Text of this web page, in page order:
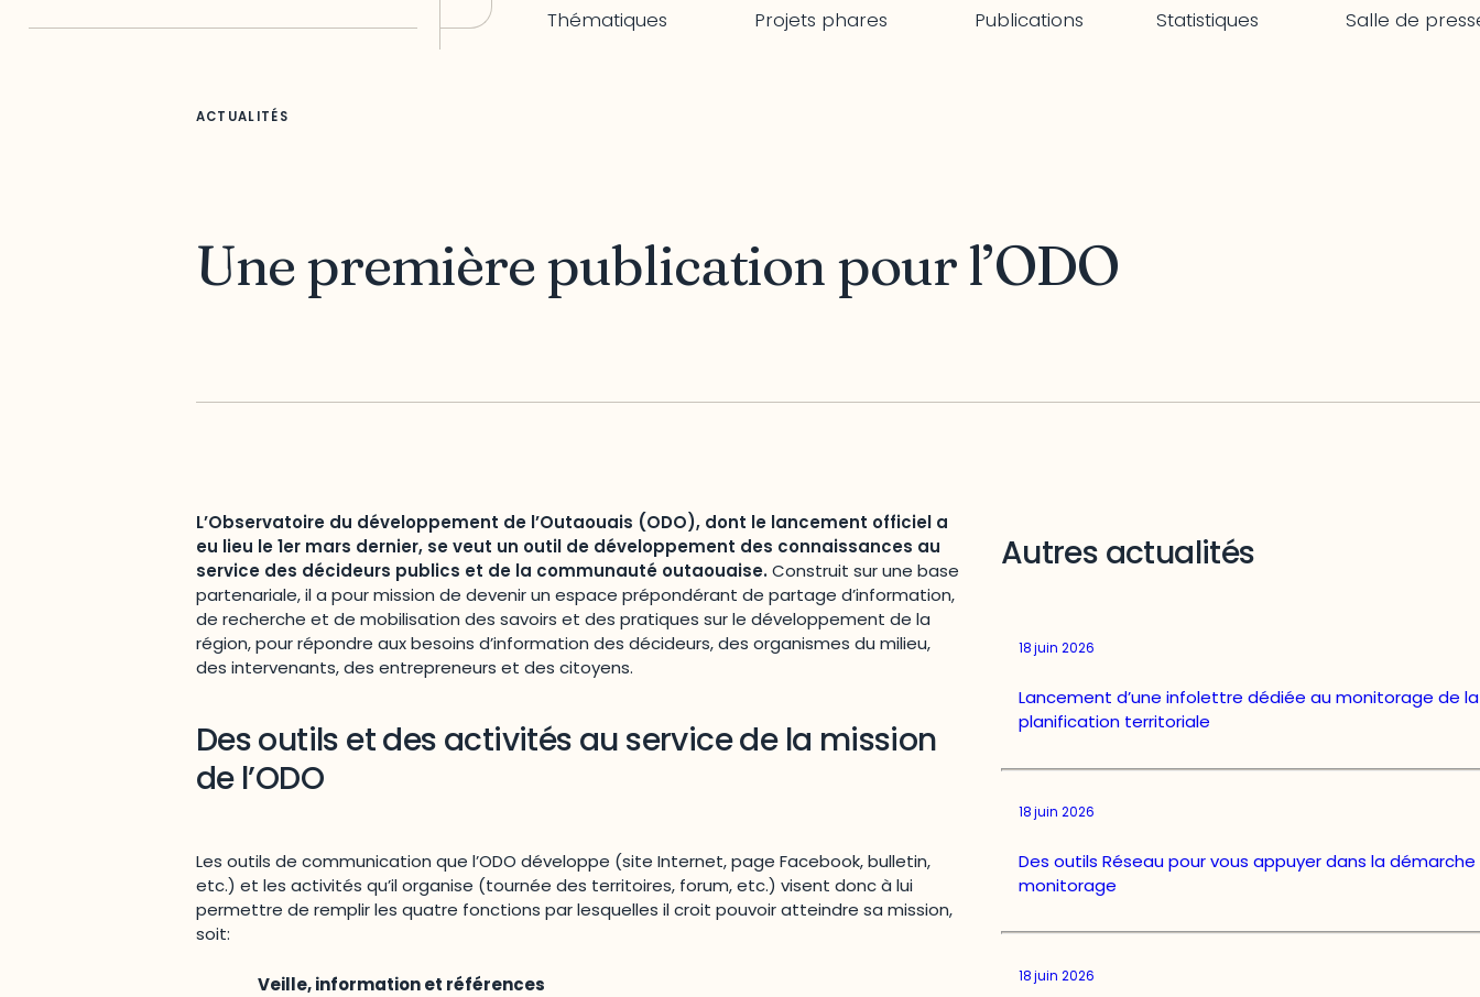
Thématiques Projets phares Publications Statistiques Salle de
ACTUALITÉS
Une première publication pour l’ODO
L’Observatoire du développement de l’Outaouais (ODO), dont le lancement officiel a
eu lieu le 1er mars dernier, se veut un outil de développement des connaissances au
service des décideurs publics et de la communauté outaouaise.Construit sur une base
partenariale, il a pour mission de devenir un espace prépondérant de partage d’information,
de recherche et de mobilisation des savoirs et des pratiques sur le développement de la
région, pour répondre aux besoins d’information des décideurs, des organismes du milieu,
des intervenants, des entrepreneurs et des citoyens.
Des outils et des activités au service de la mission
de l’ODO
Les outils de communication que l’ODO développe (site Internet, page Facebook, bulletin,
etc.) et les activités qu’il organise (tournée des territoires, forum, etc.) visent donc à lui
permettre de remplir les quatre fonctions par lesquelles il croit pouvoir atteindre sa mission,
soit:
Veille, information et références
Autres actualités
18 juin 2026
Lancement d’une infolettre dédiée au monitorage de la
planification territoriale
18 juin 2026
Des outils Réseau pour vous appuyer dans la
monitorage
18 juin 2026